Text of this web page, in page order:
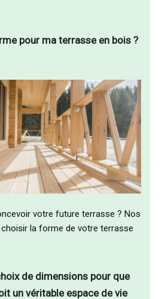
pour ma terrasse en bois ?
votre future terrasse ? Nos
la forme de votre terrasse
de dimensions pour que
un véritable espace de vie